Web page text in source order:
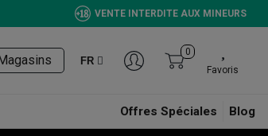
VENTE INTERDITE AUX MINEURS
FR
0
Favoris
Offres Spéciales Blog